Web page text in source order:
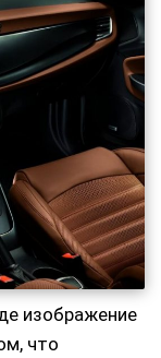
изображение
что